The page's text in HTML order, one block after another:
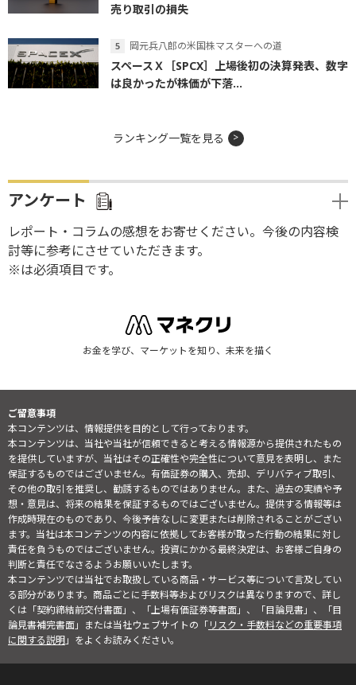
売り取引の損失
岡元兵八郎の米国株マスターへの道
スペースＸ［SPCX］上場後初の決算発表、数字
は良かったが株価が下落...
ランキング一覧を見る
アンケート
レポート・コラムの感想をお寄せください。今後の内容検
討等に参考にさせていただきます。
※は必須項目です。
お金を学び、マーケットを知り、未来を描く
ご留意事項
本コンテンツは、情報提供を目的として行っております。
本コンテンツは、当社や当社が信頼できると考える情報源から提供されたもの
を提供していますが、当社はその正確性や完全性について意見を表明し、また
保証するものではございません。有価証券の購入、売却、デリバティブ取引、
その他の取引を推奨し、勧誘するものではありません。また、過去の実績や予
想・意見は、将来の結果を保証するものではございません。提供する情報等は
作成時現在のものであり、今後予告なしに変更または削除されることがござい
ます。当社は本コンテンツの内容に依拠してお客様が取った行動の結果に対し
責任を負うものではございません。投資にかかる最終決定は、お客様ご自身の
判断と責任でなさるようお願いいたします。
本コンテンツでは当社でお取扱している商品・サービス等について言及してい
る部分があります。商品ごとに手数料等およびリスクは異なりますので、詳し
くは「契約締結前交付書面」、「上場有価証券等書面」、「目論見書」、「目
論見書補完書面」または当社ウェブサイトの「リスク・手数料などの重要事項
に関する説明」をよくお読みください。